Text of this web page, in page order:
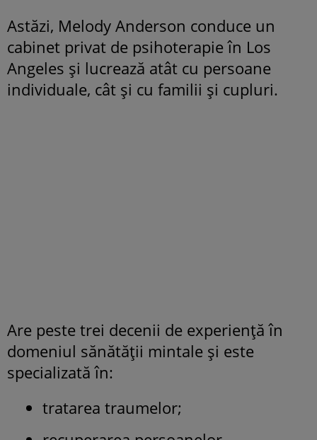
Astăzi, Melody Anderson conduce un
cabinet privat de psihoterapie în Los
Angeles și lucrează atât cu persoane
individuale, cât și cu familii și cupluri.
Are peste trei decenii de experiență în
domeniul sănătății mintale și este
specializată în:
tratarea traumelor;